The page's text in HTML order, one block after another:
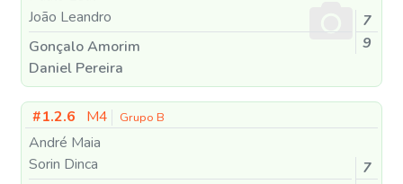
João Leandro
Gonçalo Amorim
Daniel Pereira
7
9
#1.2.6 M4 Grupo B
André Maia
Sorin Dinca
7